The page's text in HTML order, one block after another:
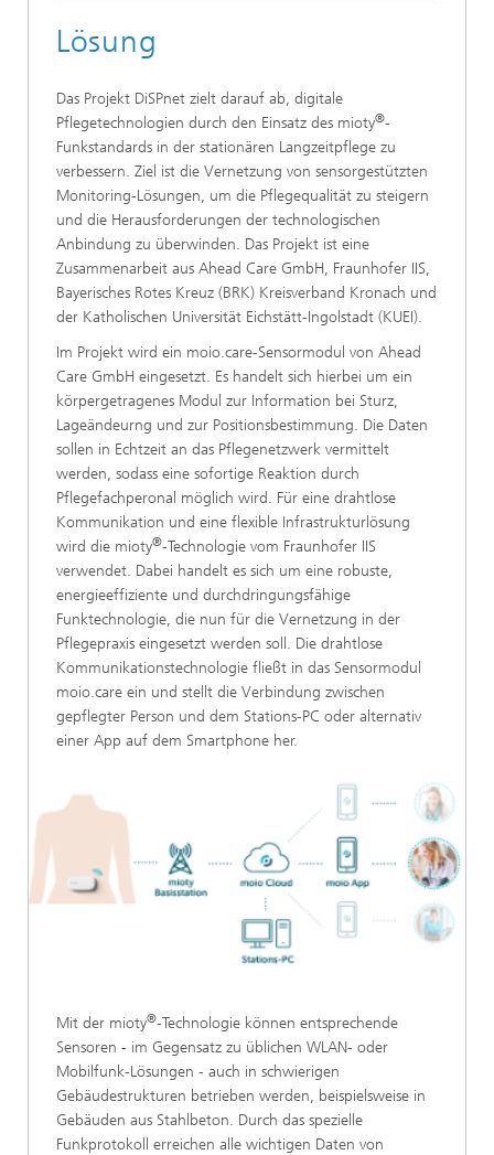
Lösung
Das Projekt DiSPnet zielt darauf ab, digitale
Pflegetechnologien durch den Einsatz des mioty®-
Funkstandards in der stationären Langzeitpflege zu
verbessern. Ziel ist die Vernetzung von sensorgestützten
Monitoring-Lösungen, um die Pflegequalität zu steigern
und die Herausforderungen der technologischen
Anbindung zu überwinden. Das Projekt ist eine
Zusammenarbeit aus Ahead Care GmbH, Fraunhofer IIS,
Bayerisches Rotes Kreuz (BRK) Kreisverband Kronach und
der Katholischen Universität Eichstätt-Ingolstadt (KUEI).
Im Projekt wird ein moio.care-Sensormodul von Ahead
Care GmbH eingesetzt. Es handelt sich hierbei um ein
körpergetragenes Modul zur Information bei Sturz,
Lageändeurng und zur Positionsbestimmung. Die Daten
sollen in Echtzeit an das Pflegenetzwerk vermittelt
werden, sodass eine sofortige Reaktion durch
Pflegefachperonal möglich wird. Für eine drahtlose
Kommunikation und eine flexible Infrastrukturlösung
wird die mioty®-Technologie vom Fraunhofer IIS
verwendet. Dabei handelt es sich um eine robuste,
energieeffiziente und durchdringungsfähige
Funktechnologie, die nun für die Vernetzung in der
Pflegepraxis eingesetzt werden soll. Die drahtlose
Kommunikationstechnologie fließt in das Sensormodul
moio.care ein und stellt die Verbindung zwischen
gepflegter Person und dem Stations-PC oder alternativ
einer App auf dem Smartphone her.
Mit der mioty®-Technologie können entsprechende
Sensoren - im Gegensatz zu üblichen WLAN- oder
Mobilfunk-Lösungen - auch in schwierigen
Gebäudestrukturen betrieben werden, beispielsweise in
Gebäuden aus Stahlbeton. Durch das spezielle
Funkprotokoll erreichen alle wichtigen Daten von